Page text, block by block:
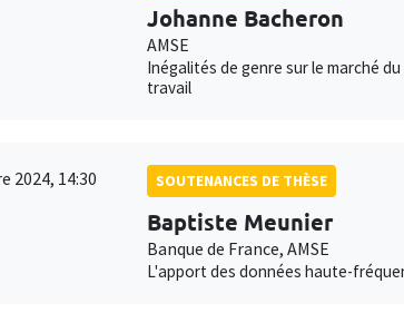
Johanne Bacheron
AMSE
Inégalités de genre sur le marché
travail
2024, 14:30 SOUTENANCES DE THÈSE
Baptiste Meunier
Banque de France, AMSE
L'apport des données haute-